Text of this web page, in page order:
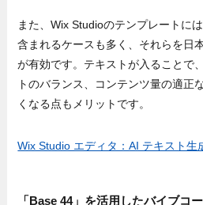
また、Wix Studioのテンプレートに
含まれるケースも多く、それらを日
が有効です。テキストが入ることで
トのバランス、コンテンツ量の適正
くなる点もメリットです。
Wix Studio エディタ：AI テキスト生
「Base 44」を活用したバイブコ